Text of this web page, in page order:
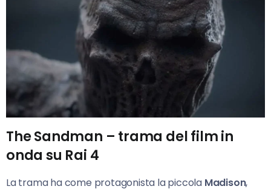
The Sandman – trama del film in
onda su Rai 4
La trama ha come protagonista la piccola Madison,